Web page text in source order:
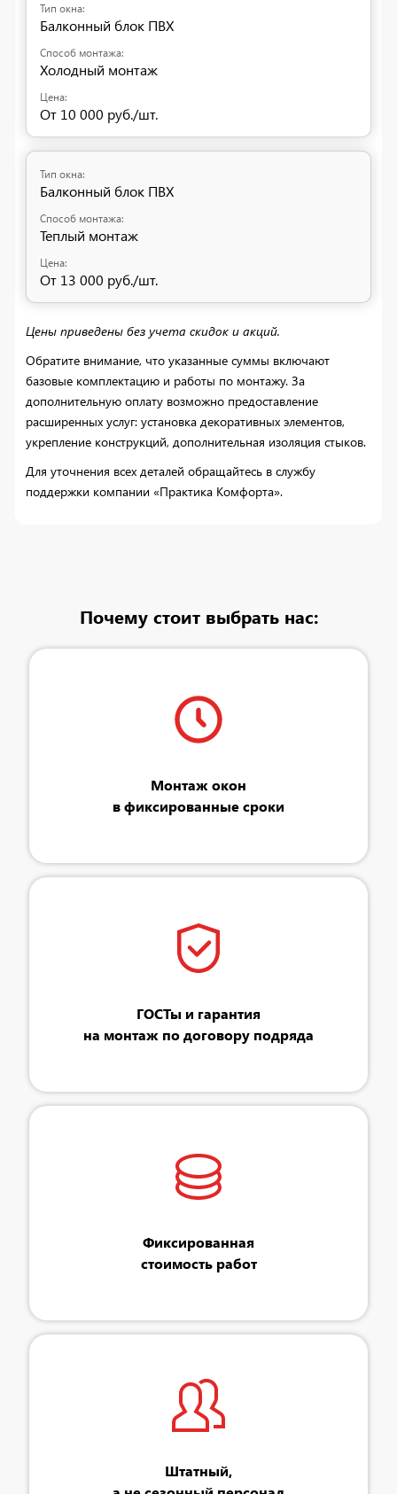
Балконный блок ПВХ
Холодный монтаж
От 10 000 руб./шт.
Балконный блок ПВХ
Теплый монтаж
От 13 000 руб./шт.
Цены приведены без учета скидок и акций.
Обратите внимание, что указанные суммы включают
базовые комплектацию и работы по монтажу. За
дополнительную оплату возможно предоставление
расширенных услуг: установка декоративных элементов,
укрепление конструкций, дополнительная изоляция стыков.
Для уточнения всех деталей обращайтесь в службу
поддержки компании «Практика Комфорта».
Почему стоит выбрать нас:
Монтаж окон
в фиксированные сроки
ГОСТы и гарантия
на монтаж по договору подряда
Фиксированная
стоимость работ
Штатный,